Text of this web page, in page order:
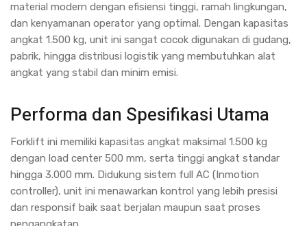
material modern dengan efisiensi tinggi, ramah lingkungan,
dan kenyamanan operator yang optimal. Dengan kapasitas
angkat 1.500 kg, unit ini sangat cocok digunakan di gudang,
pabrik, hingga distribusi logistik yang membutuhkan alat
angkat yang stabil dan minim emisi.
Performa dan Spesifikasi Utama
Forklift ini memiliki kapasitas angkat maksimal 1.500 kg
dengan load center 500 mm, serta tinggi angkat standar
hingga 3.000 mm. Didukung sistem full AC (Inmotion
controller), unit ini menawarkan kontrol yang lebih presisi
dan responsif baik saat berjalan maupun saat proses